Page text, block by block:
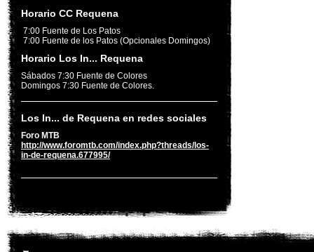
Horario CC Requena
7:00 Fuente de Los Patos
7:00 Fuente de los Patos (Opcionales Domingos)
Horario Los In... Requena
Sábados 7:30 Fuente de Colores
Domingos 7:30 Fuente de Colores.
Los In... de Requena en redes sociales
Foro MTB
http://www.foromtb.com/index.php?threads/los-
in-de-requena.677995/